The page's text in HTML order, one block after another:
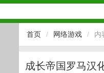
首页 / 网络游戏 / 内
成长帝国罗马汉